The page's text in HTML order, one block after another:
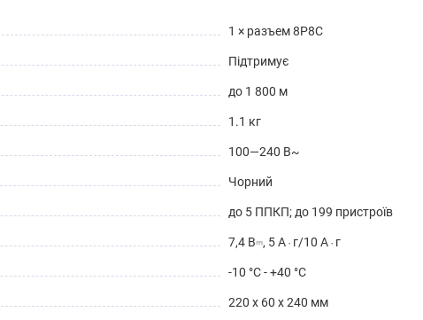
1 × разъем 8P8C
Підтримує
до 1 800 м
1.1 кг
100—240 В~
Чорний
до 5 ППКП; до 199 пристроїв
7,4 В⎓, 5 А⋅г/10 А⋅г
-10 °C - +40 °C
220 x 60 x 240 мм